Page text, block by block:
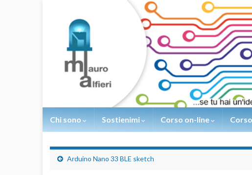
Chi sono Sostienimi Corso on-line
Arduino Nano 33 BLE sketch